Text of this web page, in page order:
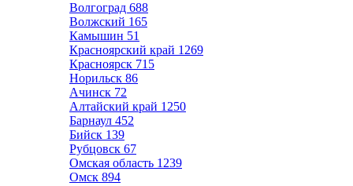
Волгоград 688
Волжский 165
Камышин 51
Красноярский край 1269
Красноярск 715
Норильск 86
Ачинск 72
Алтайский край 1250
Барнаул 452
Бийск 139
Рубцовск 67
Омская область 1239
Омск 894